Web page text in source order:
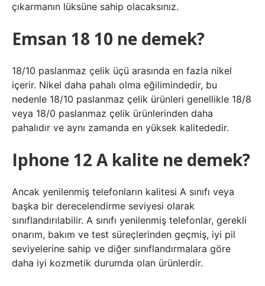
çıkarmanın lüksüne sahip olacaksınız.
Emsan 18 10 ne demek?
18/10 paslanmaz çelik üçü arasında en fazla nikel
içerir. Nikel daha pahalı olma eğilimindedir, bu
nedenle 18/10 paslanmaz çelik ürünleri genellikle 18/8
veya 18/0 paslanmaz çelik ürünlerinden daha
pahalıdır ve aynı zamanda en yüksek kalitededir.
Iphone 12 A kalite ne demek?
Ancak yenilenmiş telefonların kalitesi A sınıfı veya
başka bir derecelendirme seviyesi olarak
sınıflandırılabilir. A sınıfı yenilenmiş telefonlar, gerekli
onarım, bakım ve test süreçlerinden geçmiş, iyi pil
seviyelerine sahip ve diğer sınıflandırmalara göre
daha iyi kozmetik durumda olan ürünlerdir.